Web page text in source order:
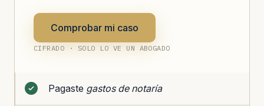
Comprobar mi caso
CIFRADO · SOLO LO VE UN ABOGADO
Pagaste gastos de notaría